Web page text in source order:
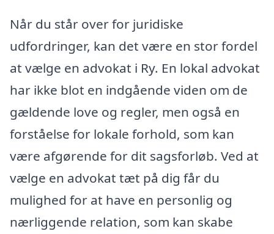
Når du står over for juridiske
udfordringer, kan det være en stor fordel
at vælge en advokat i Ry. En lokal advokat
har ikke blot en indgående viden om de
gældende love og regler, men også en
forståelse for lokale forhold, som kan
være afgørende for dit sagsforløb. Ved at
vælge en advokat tæt på dig får du
mulighed for at have en personlig og
nærliggende relation, som kan skabe